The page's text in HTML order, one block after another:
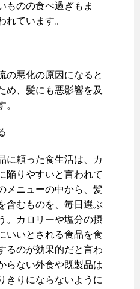
ものの食べ過ぎもま
れています。
の悪化の原因になると
め、髪にも悪影響を及
。
に頼った食生活は、カ
陥りやすいと言われて
メニューの中から、髪
含むものを、毎日選ぶ
。カロリーや塩分の摂
いいとされる食品を食
るのが効果的だと言わ
らない外食や既製品は
きりにならないように